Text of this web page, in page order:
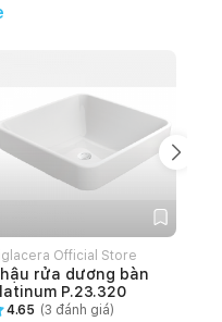
Official Store
rửa dương bàn
P.23.320
4.65 (3 đánh giá)